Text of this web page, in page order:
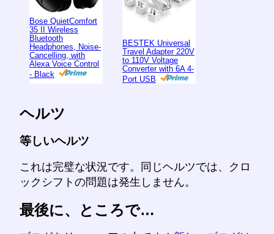
Bose QuietComfort
35 II Wireless
Bluetooth
Headphones, Noise-
Cancelling, with
Alexa Voice Control
- Black
BESTEK Universal
Travel Adapter 220V
to 110V Voltage
Converter with 6A 4-
Port USB
ヘルツ
等しいヘルツ
これは完璧な状況です。同じヘルツでは、クロ
ックシフトの問題は発生しません。
最後に、ところで…